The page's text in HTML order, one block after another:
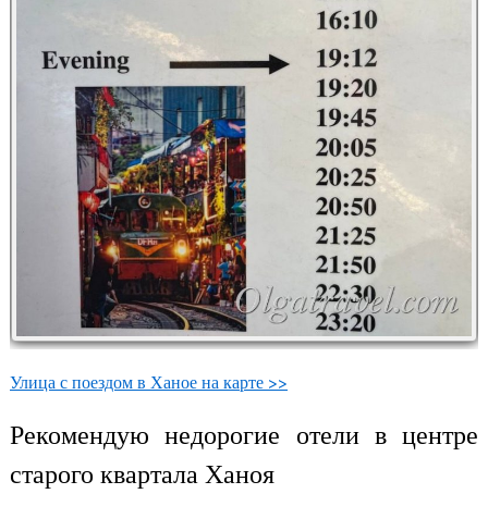
Улица с поездом в Ханое на карте >>
Рекомендую недорогие отели в центре
старого квартала Ханоя